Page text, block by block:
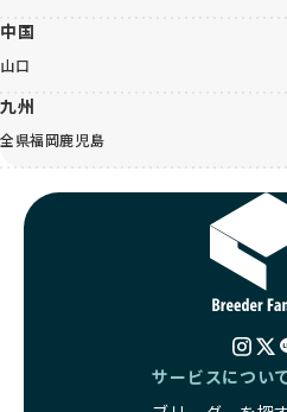
中国
山口
九州
全県福岡鹿児島
サービスについ